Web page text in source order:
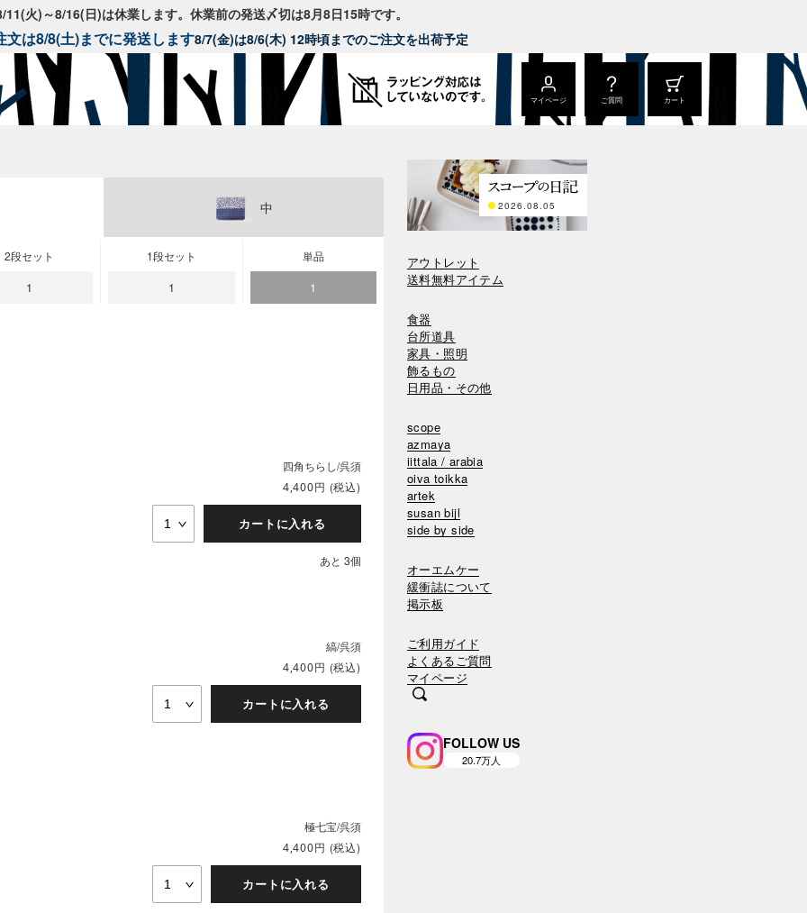
11(火)～8/16(日)は休業します。休業前の発送〆切は8月8日15時です。
文は8/8(土)までに発送します8/7(金)は8/6(木) 12時頃までのご注文を出荷予定
マイページ ご質問 カート
中
2段セット
1
1段セット
1
単品
1
四角ちらし/呉須
4,400円 (税込)
カートに入れる
あと 3個
縞/呉須
4,400円 (税込)
カートに入れる
極七宝/呉須
4,400円 (税込)
カートに入れる
2026.08.05
アウトレット
送料無料アイテム
食器
台所道具
家具・照明
飾るもの
日用品・その他
scope
azmaya
iittala / arabia
oiva toikka
artek
susan bijl
side by side
オーエムケー
緩衝誌について
掲示板
ご利用ガイド
よくあるご質問
マイページ
FOLLOW US